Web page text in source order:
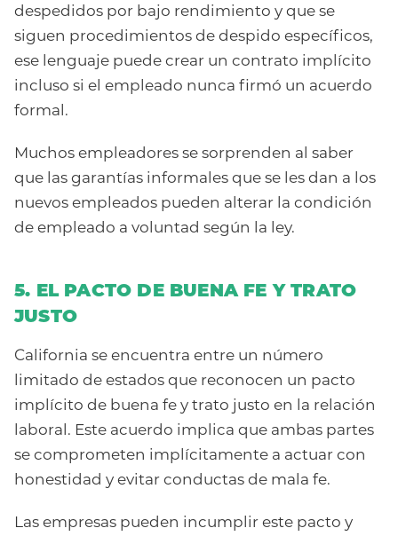
despedidos por bajo rendimiento y que se
siguen procedimientos de despido específicos,
ese lenguaje puede crear un contrato implícito
incluso si el empleado nunca firmó un acuerdo
formal.
Muchos empleadores se sorprenden al saber
que las garantías informales que se les dan a los
nuevos empleados pueden alterar la condición
de empleado a voluntad según la ley.
5. EL PACTO DE BUENA FE Y TRATO
JUSTO
California se encuentra entre un número
limitado de estados que reconocen un pacto
implícito de buena fe y trato justo en la relación
laboral. Este acuerdo implica que ambas partes
se comprometen implícitamente a actuar con
honestidad y evitar conductas de mala fe.
Las empresas pueden incumplir este pacto y